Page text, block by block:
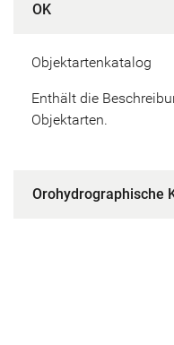
OK
Objektartenkatalog
Enthält die
Objektarten.
Orohydrographische